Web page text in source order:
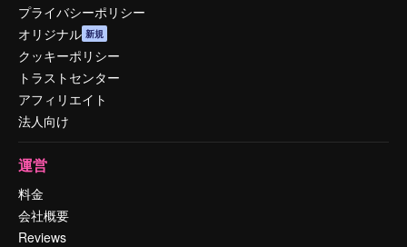
プライバシーポリシー
オリジナル 新規
クッキーポリシー
トラストセンター
アフィリエイト
法人向け
運営
料金
会社概要
Reviews